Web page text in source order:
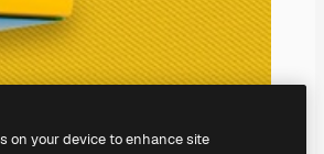
on your device to enhance site